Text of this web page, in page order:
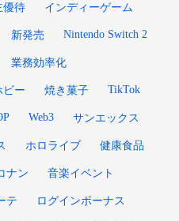
優待 インディーゲーム
新発売 Nintendo Switch 2
業務効率化
ビー 焼き菓子 TikTok
Web3 サンエックス
ホロライブ 健康食品
ナン 音楽イベント
テ ログインボーナス